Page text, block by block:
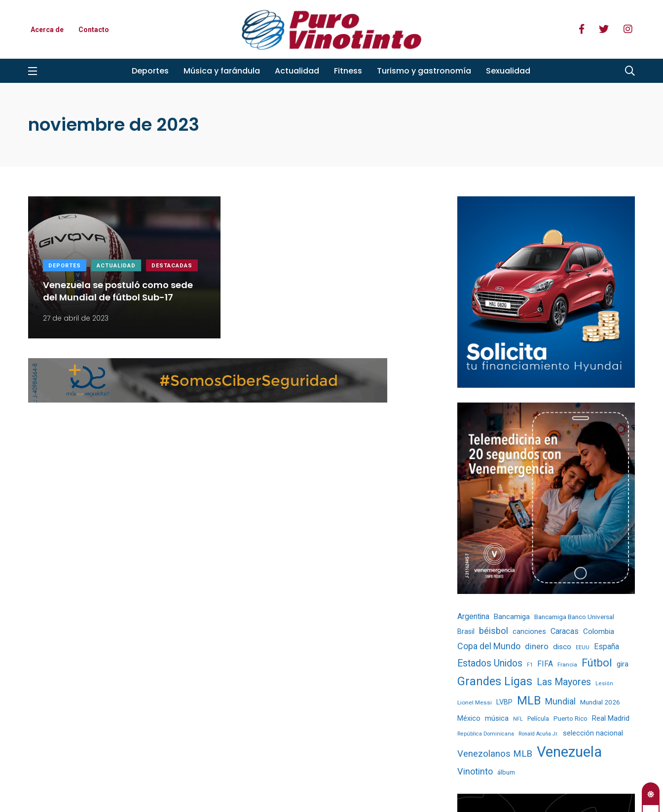
Acerca de Contacto
Deportes Música y farándula Actualidad Fitness Turismo y gastronomía Sexualidad
noviembre de 2023
DEPORTES ACTUALIDAD DESTACADAS
Venezuela se postuló como sede
del Mundial de fútbol Sub-17
27 de abril de 2023
Argentina Bancamiga Bancamiga Banco Universal
Brasil
béisbol canciones Caracas Colombia
Copa del Mundo dinero disco EEUU España
Estados Unidos F1 FIFA Francia Fútbol gira
Grandes Ligas Las Mayores Lesión
Lionel Messi LVBP MLB Mundial Mundial 2026
México música NFL Película Puerto Rico Real Madrid
República Dominicana Ronald Acuña Jr. selección nacional
Venezolanos MLB Venezuela
Vinotinto álbum